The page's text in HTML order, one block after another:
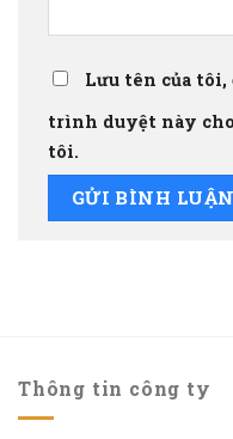
Lưu tên của
trình duyệt này
tôi.
Thông tin công ty